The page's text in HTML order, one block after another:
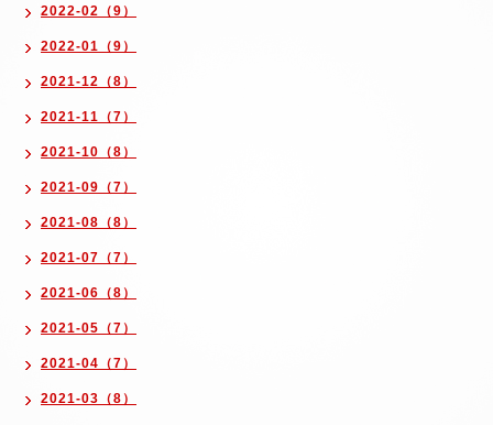
2022-02（9）
2022-01（9）
2021-12（8）
2021-11（7）
2021-10（8）
2021-09（7）
2021-08（8）
2021-07（7）
2021-06（8）
2021-05（7）
2021-04（7）
2021-03（8）